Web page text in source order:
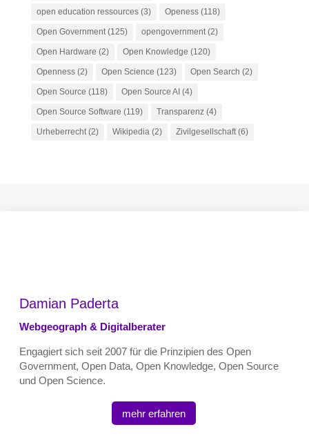
open education ressources(3) Openess(118)
Open Government(125) opengovernment(2)
Open Hardware (2) Open Knowledge (120)
Openness(2) Open Science (123) Open Search (2)
Open Source (118) Open Source AI (4)
Open Source Software (119) Transparenz(4)
Urheberrecht(2) Wikipedia(2) Zivilgesellschaft(6)
Damian Paderta
Webgeograph & Digitalberater
Engagiert sich seit 2007 für die Prinzipien des Open
Government, Open Data, Open Knowledge, Open Source
und Open Science.
mehr erfahren